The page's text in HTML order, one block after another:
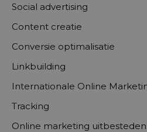
Social advertising
Content creatie
Conversie optimalisatie
Linkbuilding
Internationale Online
Tracking
Online marketing uitbesteden